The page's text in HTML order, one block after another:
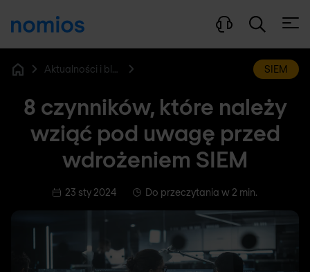
Aktualności i blog SIEM
8 czynników, które należy
wziąć pod uwagę przed
wdrożeniem SIEM
23 sty 2024 Do przeczytania w 2 min.